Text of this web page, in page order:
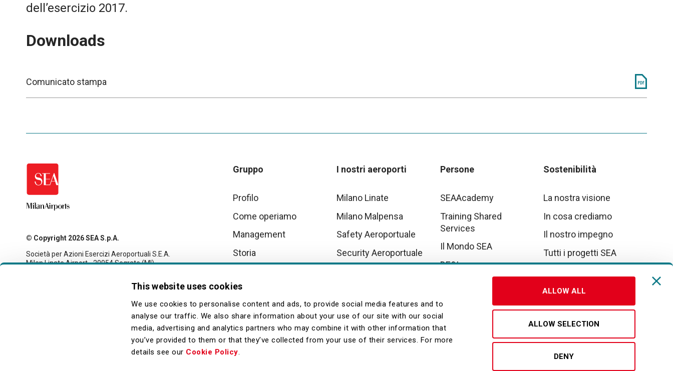
This website uses cookies
We use cookies to personalise content and ads, to provide social media features and to
analyse our traffic. We also share information about your use of our site with our social
media, advertising and analytics partners who may combine it with other information that
you’ve provided to them or that they’ve collected from your use of their services. For more
details see our Cookie Policy.
ALLOW ALL
ALLOW SELECTION
DENY
dell’esercizio 2017.
Downloads
Comunicato stampa
© Copyright 2026 SEA S.p.A.
Società per Azioni Esercizi Aeroportuali S.E.A.
Milan Linate Airport - 20054 Segrate (MI)
Share capital 27,500,000 euro fully paid-up
Gruppo
Profilo
Come operiamo
Management
Storia
Quality
I nostri aeroporti
Milano Linate
Milano Malpensa
Safety Aeroportuale
Security Aeroportuale
Persone
SEAAcademy
Training Shared
Services
Il Mondo SEA
DE&I
Lavora con noi
Sostenibilità
La nostra visione
In cosa crediamo
Il nostro impegno
Tutti i progetti SEA